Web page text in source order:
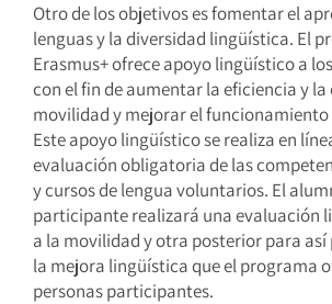
Otro de los objetivos es fomentar el
lenguas y la diversidad lingüística. El
Erasmus+ ofrece apoyo lingüístico a
con el fin de aumentar la eficiencia y
movilidad y mejorar el funcionamiento
Este apoyo lingüístico se realiza en
evaluación obligatoria de las
y cursos de lengua voluntarios. El
participante realizará una evaluación
a la movilidad y otra posterior para
la mejora lingüística que el programa
personas participantes.